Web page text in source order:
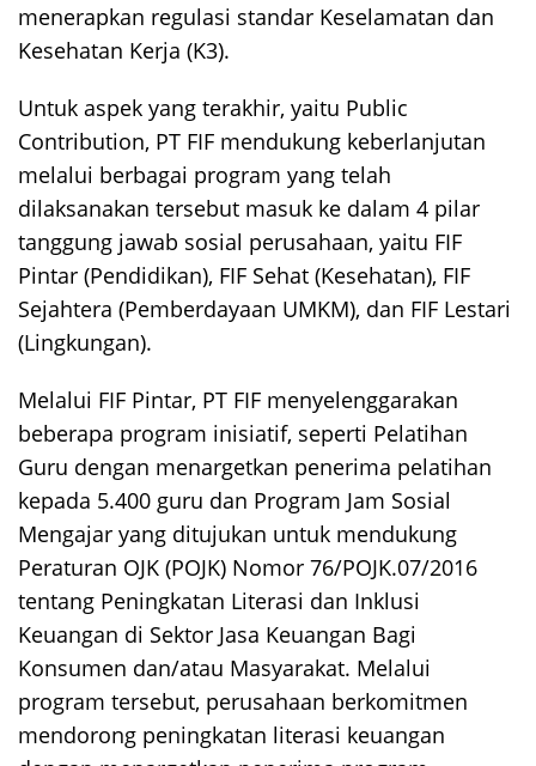
menerapkan regulasi standar Keselamatan dan
Kesehatan Kerja (K3).
Untuk aspek yang terakhir, yaitu Public
Contribution, PT FIF mendukung keberlanjutan
melalui berbagai program yang telah
dilaksanakan tersebut masuk ke dalam 4 pilar
tanggung jawab sosial perusahaan, yaitu FIF
Pintar (Pendidikan), FIF Sehat (Kesehatan), FIF
Sejahtera (Pemberdayaan UMKM), dan FIF Lestari
(Lingkungan).
Melalui FIF Pintar, PT FIF menyelenggarakan
beberapa program inisiatif, seperti Pelatihan
Guru dengan menargetkan penerima pelatihan
kepada 5.400 guru dan Program Jam Sosial
Mengajar yang ditujukan untuk mendukung
Peraturan OJK (POJK) Nomor 76/POJK.07/2016
tentang Peningkatan Literasi dan Inklusi
Keuangan di Sektor Jasa Keuangan Bagi
Konsumen dan/atau Masyarakat. Melalui
program tersebut, perusahaan berkomitmen
mendorong peningkatan literasi keuangan